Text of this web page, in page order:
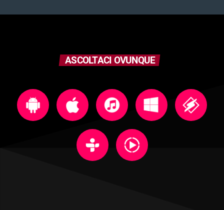
ASCOLTACI OVUNQUE